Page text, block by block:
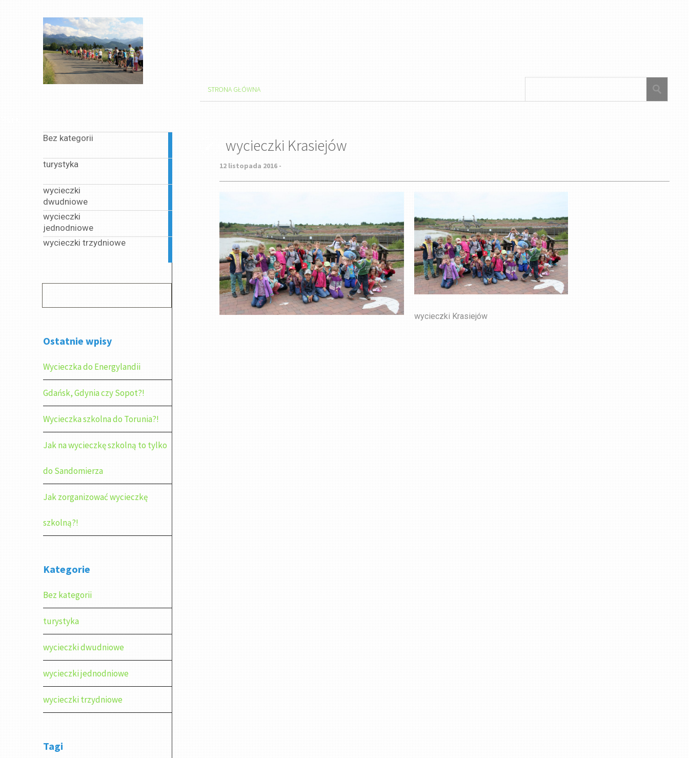
Bez kategorii
turystyka
wycieczki
dwudniowe
wycieczki
jednodniowe
wycieczki trzydniowe
Ostatnie wpisy
Wycieczka do Energylandii
Gdańsk, Gdynia czy Sopot?!
Wycieczka szkolna do Torunia?!
Jak na wycieczkę szkolną to tylko
do Sandomierza
Jak zorganizować wycieczkę
szkolną?!
Kategorie
Bez kategorii
turystyka
wycieczki dwudniowe
wycieczki jednodniowe
wycieczki trzydniowe
Tagi
STRONA GŁÓWNA
wycieczki Krasiejów
12 listopada 2016 -
wycieczki Krasiejów